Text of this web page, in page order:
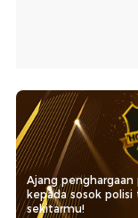
Ajang penghargaan
kepada sosok
sekitarmu!